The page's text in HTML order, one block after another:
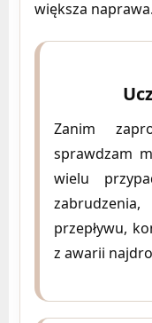
większa naprawa.
Zanim
sprawdzam
wielu
przepływu,
z awarii